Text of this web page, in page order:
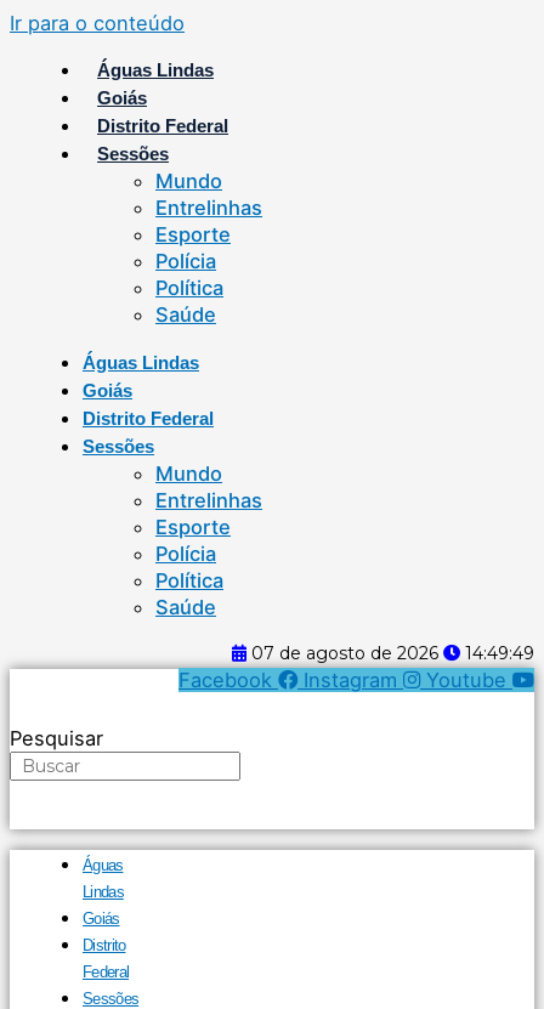
Ir para o conteúdo
Águas Lindas
Goiás
Distrito Federal
Sessões
Mundo
Entrelinhas
Esporte
Polícia
Política
Saúde
Águas Lindas
Goiás
Distrito Federal
Sessões
Mundo
Entrelinhas
Esporte
Polícia
Política
Saúde
07 de agosto de 2026 14:49:50
Facebook Instagram Youtube
Pesquisar
Águas
Lindas
Goiás
Distrito
Federal
Sessões